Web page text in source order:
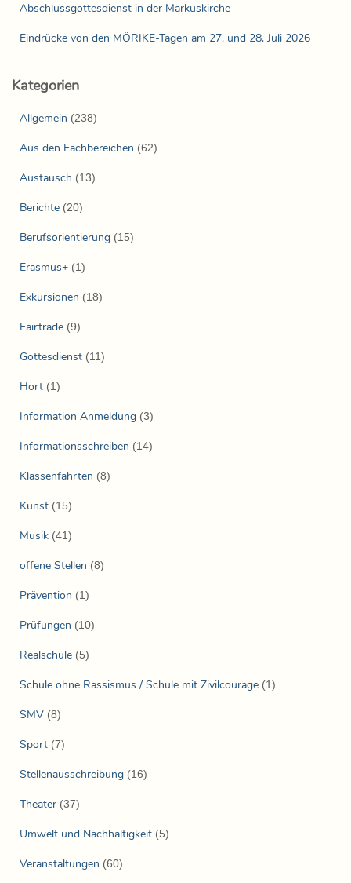
Abschlussgottesdienst in der Markuskirche
Eindrücke von den MÖRIKE-Tagen am 27. und 28. Juli 2026
Kategorien
Allgemein (238)
Aus den Fachbereichen (62)
Austausch (13)
Berichte (20)
Berufsorientierung (15)
Erasmus+ (1)
Exkursionen (18)
Fairtrade (9)
Gottesdienst (11)
Hort (1)
Information Anmeldung (3)
Informationsschreiben (14)
Klassenfahrten (8)
Kunst (15)
Musik (41)
offene Stellen (8)
Prävention (1)
Prüfungen (10)
Realschule (5)
Schule ohne Rassismus / Schule mit Zivilcourage (1)
SMV (8)
Sport (7)
Stellenausschreibung (16)
Theater (37)
Umwelt und Nachhaltigkeit (5)
Veranstaltungen (60)